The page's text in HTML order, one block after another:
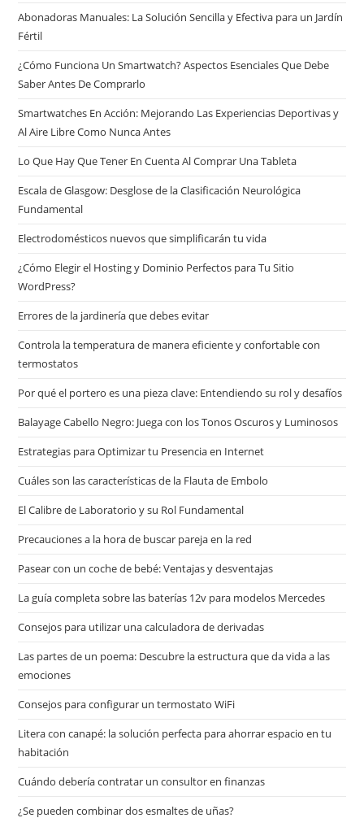
Abonadoras Manuales: La Solución Sencilla y Efectiva para un Jardín
Fértil
¿Cómo Funciona Un Smartwatch? Aspectos Esenciales Que Debe
Saber Antes De Comprarlo
Smartwatches En Acción: Mejorando Las Experiencias Deportivas y
Al Aire Libre Como Nunca Antes
Lo Que Hay Que Tener En Cuenta Al Comprar Una Tableta
Escala de Glasgow: Desglose de la Clasificación Neurológica
Fundamental
Electrodomésticos nuevos que simplificarán tu vida
¿Cómo Elegir el Hosting y Dominio Perfectos para Tu Sitio
WordPress?
Errores de la jardinería que debes evitar
Controla la temperatura de manera eficiente y confortable con
termostatos
Por qué el portero es una pieza clave: Entendiendo su rol y desafíos
Balayage Cabello Negro: Juega con los Tonos Oscuros y Luminosos
Estrategias para Optimizar tu Presencia en Internet
Cuáles son las características de la Flauta de Embolo
El Calibre de Laboratorio y su Rol Fundamental
Precauciones a la hora de buscar pareja en la red
Pasear con un coche de bebé: Ventajas y desventajas
La guía completa sobre las baterías 12v para modelos Mercedes
Consejos para utilizar una calculadora de derivadas
Las partes de un poema: Descubre la estructura que da vida a las
emociones
Consejos para configurar un termostato WiFi
Litera con canapé: la solución perfecta para ahorrar espacio en tu
habitación
Cuándo debería contratar un consultor en finanzas
¿Se pueden combinar dos esmaltes de uñas?